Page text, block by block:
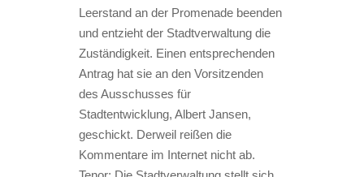
Leerstand an der Promenade beenden
und entzieht der Stadtverwaltung die
Zuständigkeit. Einen entsprechenden
Antrag hat sie an den Vorsitzenden
des Ausschusses für
Stadtentwicklung, Albert Jansen,
geschickt. Derweil reißen die
Kommentare im Internet nicht ab.